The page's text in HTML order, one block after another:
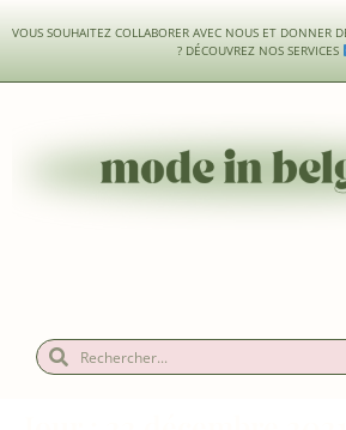
VOUS SOUHAITEZ COLLABORER AVEC NOUS ET DONNER
? DÉCOUVREZ NOS SERVICES